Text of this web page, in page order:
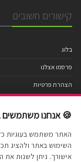
קישורים חשובים
בלוג
פרסמו אצלנו
הצהרת פרטיות
תנאי שימוש
הצהרת נגישות
מפת אתר
🍪 אנחנו משתמשים
האתר משתמש בעוגיות
השימוש באתר ולהציג
אישורך. ניתן לשנות